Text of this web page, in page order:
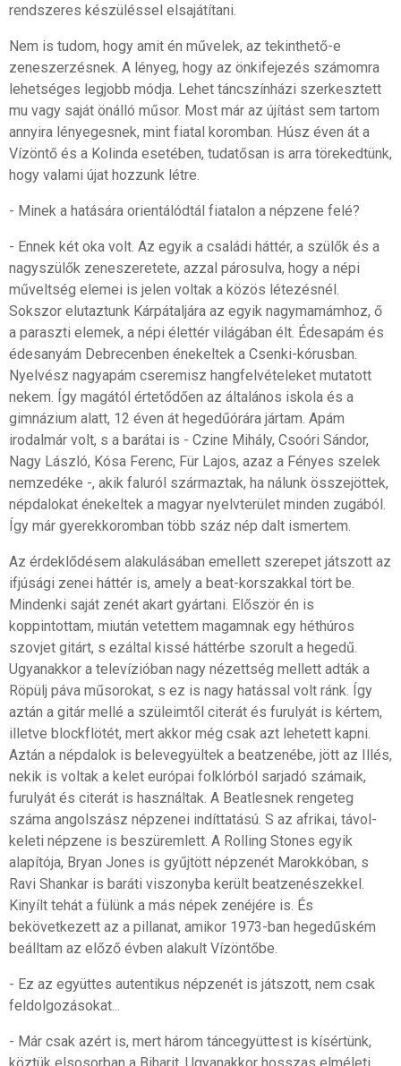
rendszeres készüléssel elsajátítani.
Nem is tudom, hogy amit én művelek, az tekinthető-e
zeneszerzésnek. A lényeg, hogy az önkifejezés számomra
lehetséges legjobb módja. Lehet táncszínházi szerkesztett
mu vagy saját önálló műsor. Most már az újítást sem tartom
annyira lényegesnek, mint fiatal koromban. Húsz éven át a
Vízöntő és a Kolinda esetében, tudatősan is arra törekedtünk,
hogy valami újat hozzunk létre.
- Minek a hatására orientálódtál fiatalon a népzene felé?
- Ennek két oka volt. Az egyik a családi háttér, a szülők és a
nagyszülők zeneszeretete, azzal párosulva, hogy a népi
műveltség elemei is jelen voltak a közös létezésnél.
Sokszor elutaztunk Kárpátaljára az egyik nagymamámhoz, ő
a paraszti elemek, a népi élettér világában élt. Édesapám és
édesanyám Debrecenben énekeltek a Csenki-kórusban.
Nyelvész nagyapám cseremisz hangfelvételeket mutatott
nekem. Így magától értetődően az általános iskola és a
gimnázium alatt, 12 éven át hegedűórára jártam. Apám
irodalmár volt, s a barátai is - Czine Mihály, Csoóri Sándor,
Nagy László, Kósa Ferenc, Für Lajos, azaz a Fényes szelek
nemzedéke -, akik faluról származtak, ha nálunk összejöttek,
népdalokat énekeltek a magyar nyelvterület minden zugából.
Így már gyerekkoromban több száz nép dalt ismertem.
Az érdeklődésem alakulásában emellett szerepet játszott az
ifjúsági zenei háttér is, amely a beat-korszakkal tört be.
Mindenki saját zenét akart gyártani. Először én is
koppintottam, miután vetettem magamnak egy héthúros
szovjet gitárt, s ezáltal kissé háttérbe szorult a hegedű.
Ugyanakkor a televízióban nagy nézettség mellett adták a
Röpülj páva műsorokat, s ez is nagy hatással volt ránk. Így
aztán a gitár mellé a szüleimtől citerát és furulyát is kértem,
illetve blockflötét, mert akkor még csak azt lehetett kapni.
Aztán a népdalok is belevegyültek a beatzenébe, jött az Illés,
nekik is voltak a kelet európai folklórból sarjadó számaik,
furulyát és citerát is használtak. A Beatlesnek rengeteg
száma angolszász népzenei indíttatású. S az afrikai, távol-
keleti népzene is beszüremlett. A Rolling Stones egyik
alapítója, Bryan Jones is gyűjtött népzenét Marokkóban, s
Ravi Shankar is baráti viszonyba került beatzenészekkel.
Kinyílt tehát a fülünk a más népek zenéjére is. És
bekövetkezett az a pillanat, amikor 1973-ban hegedűském
beálltam az előző évben alakult Vízöntőbe.
- Ez az együttes autentikus népzenét is játszott, nem csak
feldolgozásokat...
- Már csak azért is, mert három táncegyüttest is kísértünk,
köztük elsosorban a Biharit. Ugyanakkor hosszas elméleti